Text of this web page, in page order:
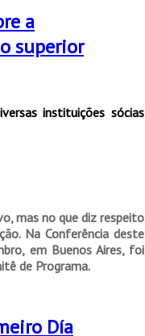
a
superior
instituições sócias
mas no que diz respeito
Na Conferência deste
em Buenos Aires, foi
de Programa.
Día